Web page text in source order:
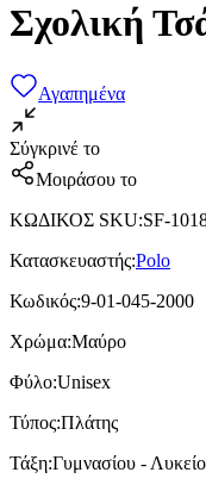
Σχολική
Αγαπημένα
Σύγκρινέ το
Μοιράσου το
ΚΩΔΙΚΟΣ SKU:SF-
Κατασκευαστής:Polo
Κωδικός:9-01-045-2000
Χρώμα:Μαύρο
Φύλο:Unisex
Τύπος:Πλάτης
Τάξη:Γυμνασίου -